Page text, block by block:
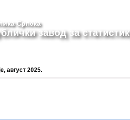
Српска
завод за
август 2025.